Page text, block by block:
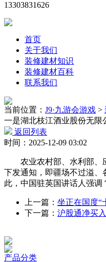
13303831626
首页
关于我们
装修建材知识
装修建材百科
联系我们
当前位置： J9·九游会游戏 >
一是湖北枝江酒业股份无限
返回列表
时间：2025-12-09 03:02
农业农村部、水利部、
下发通知，即疆场不过溢、
此，中国驻英国讲话人强调
上一篇： 坐正在国度“
下一篇： 沪股通净买
产品分类